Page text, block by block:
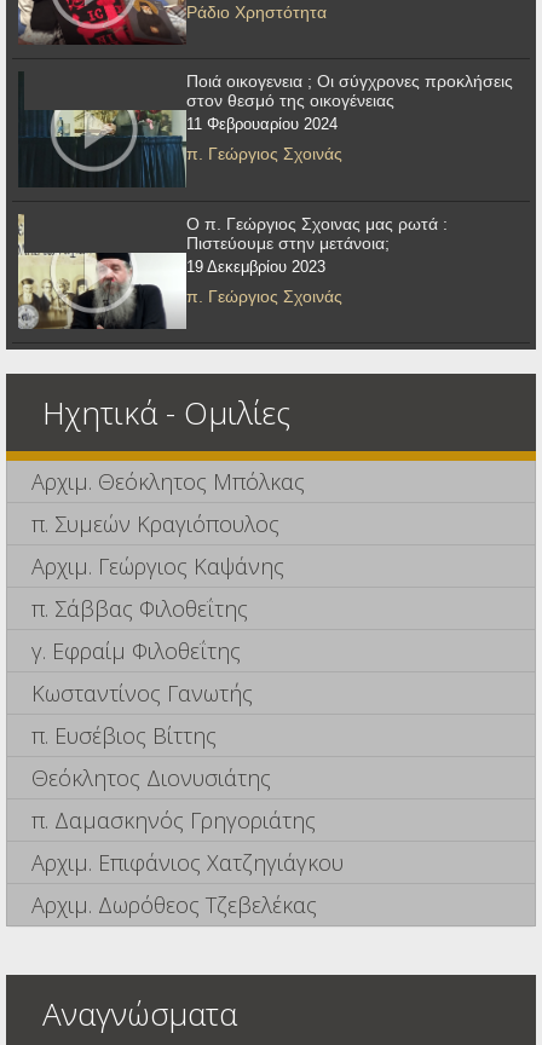
Ράδιο Χρηστότητα
Ποιά οικογενεια ; Οι σύγχρονες προκλήσεις
στον θεσμό της οικογένειας
11 Φεβρουαρίου 2024
π. Γεώργιος Σχοινάς
Ο π. Γεώργιος Σχοινας μας ρωτά :
Πιστεύουμε στην μετάνοια;
19 Δεκεμβρίου 2023
π. Γεώργιος Σχοινάς
Ηχητικά - Ομιλίες
Αρχιμ. Θεόκλητος Μπόλκας
π. Συμεών Κραγιόπουλος
Αρχιμ. Γεώργιος Καψάνης
π. Σάββας Φιλοθεΐτης
γ. Εφραίμ Φιλοθεΐτης
Κωσταντίνος Γανωτής
π. Ευσέβιος Βίττης
Θεόκλητος Διονυσιάτης
π. Δαμασκηνός Γρηγοριάτης
Αρχιμ. Επιφάνιος Χατζηγιάγκου
Αρχιμ. Δωρόθεος Τζεβελέκας
Αναγνώσματα